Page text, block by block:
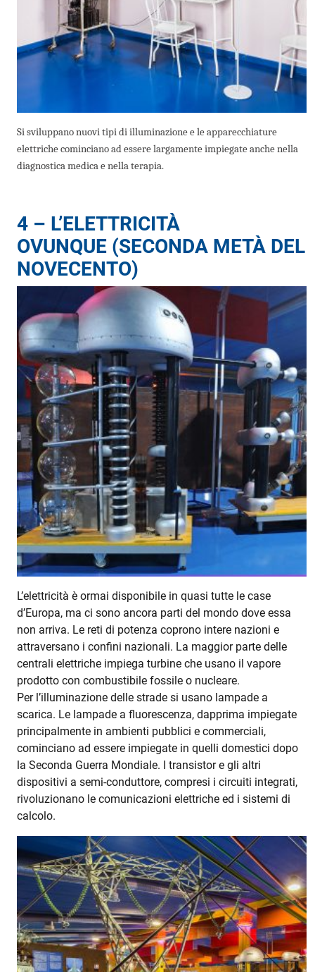
Si sviluppano nuovi tipi di illuminazione e le apparecchiature
elettriche cominciano ad essere largamente impiegate anche nella
diagnostica medica e nella terapia.
4 – L’ELETTRICITÀ
OVUNQUE (SECONDA METÀ DEL
NOVECENTO)
L’elettricità è ormai disponibile in quasi tutte le case
d’Europa, ma ci sono ancora parti del mondo dove essa
non arriva. Le reti di potenza coprono intere nazioni e
attraversano i confini nazionali. La maggior parte delle
centrali elettriche impiega turbine che usano il vapore
prodotto con combustibile fossile o nucleare.
Per l’illuminazione delle strade si usano lampade a
scarica. Le lampade a fluorescenza, dapprima impiegate
principalmente in ambienti pubblici e commerciali,
cominciano ad essere impiegate in quelli domestici dopo
la Seconda Guerra Mondiale. I transistor e gli altri
dispositivi a semi-conduttore, compresi i circuiti integrati,
rivoluzionano le comunicazioni elettriche ed i sistemi di
calcolo.